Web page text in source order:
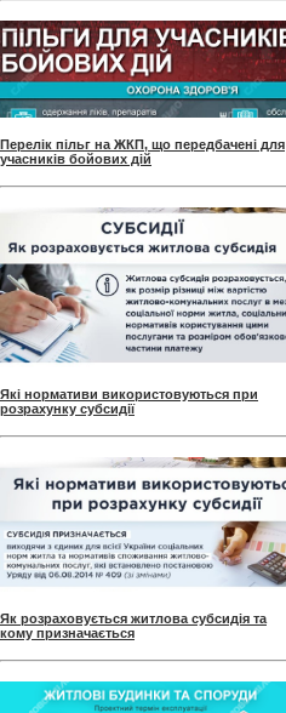
Перелік пільг на ЖКП, що передбачені для
учасників бойових дій
Які нормативи використовуються при
розрахунку субсидії
Як розраховується житлова субсидія та
кому призначається